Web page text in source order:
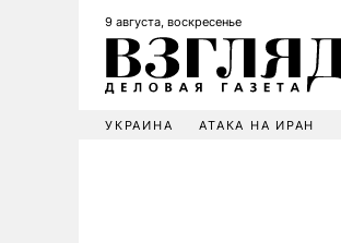
9 августа, воскресенье
УКРАИНА АТАКА НА ИРАН